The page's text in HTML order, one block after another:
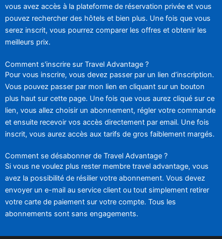
vous avez accès à la plateforme de réservation privée et vous
pouvez rechercher des hôtels et bien plus. Une fois que vous
serez inscrit, vous pourrez comparer les offres et obtenir les
meilleurs prix.
Comment s'inscrire sur Travel Advantage ?
Pour vous inscrire, vous devez passer par un lien d’inscription.
Vous pouvez passer par mon lien en cliquant sur un bouton
plus haut sur cette page. Une fois que vous aurez cliqué sur ce
lien, vous allez choisir un abonnement, régler votre commande
et ensuite recevoir vos accès directement par email. Une fois
inscrit, vous aurez accès aux tarifs de gros faiblement margés.
Comment se désabonner de Travel Advantage ?
Si vous ne voulez plus rester membre travel advantage, vous
avez la possibilité de résilier votre abonnement. Vous devez
envoyer un e-mail au service client ou tout simplement retirer
votre carte de paiement sur votre compte. Tous les
abonnements sont sans engagements.